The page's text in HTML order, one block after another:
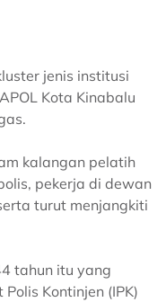
jenis institusi
Kota Kinabalu
kalangan pelatih
pekerja di dewan
turut menjangkiti
tahun itu yang
Kontinjen (IPK)